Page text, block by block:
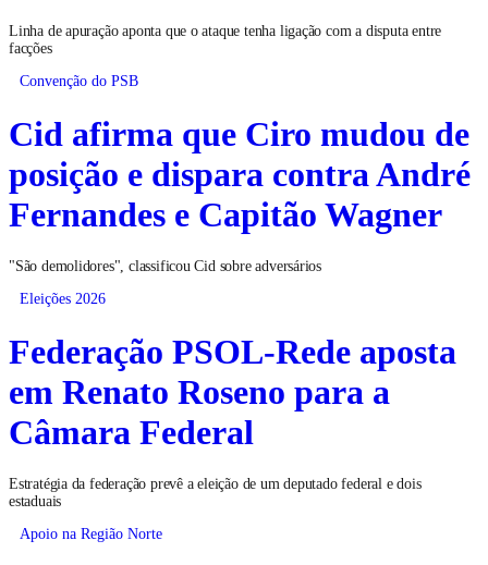
Linha de apuração aponta que o ataque tenha ligação com a disputa entre
facções
Convenção do PSB
Cid afirma que Ciro mudou de
posição e dispara contra André
Fernandes e Capitão Wagner
"São demolidores", classificou Cid sobre adversários
Eleições 2026
Federação PSOL-Rede aposta
em Renato Roseno para a
Câmara Federal
Estratégia da federação prevê a eleição de um deputado federal e dois
estaduais
Apoio na Região Norte